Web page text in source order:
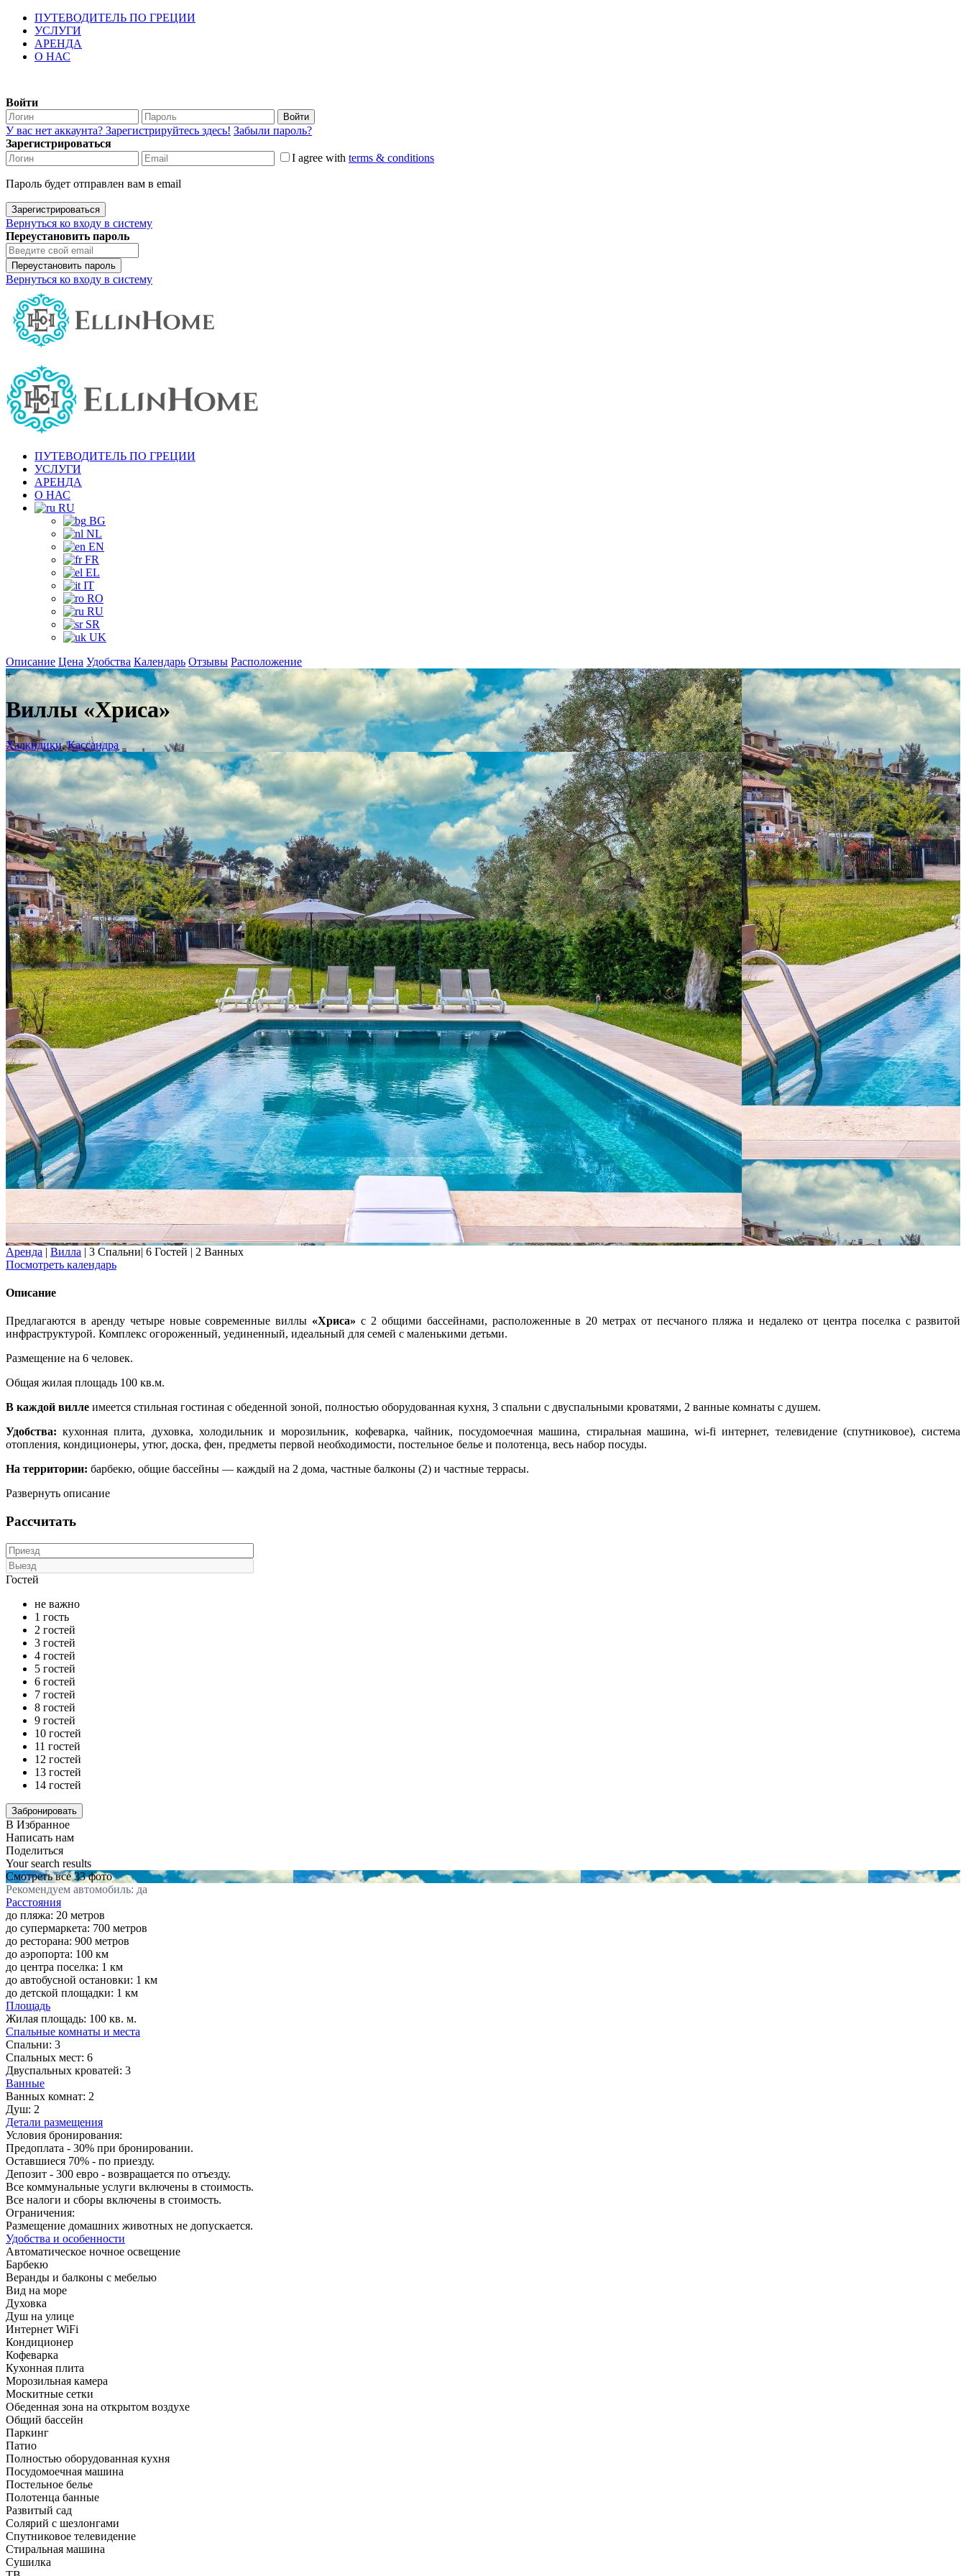
ПУТЕВОДИТЕЛЬ ПО ГРЕЦИИ
УСЛУГИ
АРЕНДА
О НАС
Войти
Войти
У вас нет аккаунта? Зарегистрируйтесь здесь! Забыли пароль?
Зарегистрироваться
I agree with terms & conditions
Пароль будет отправлен вам в email
Зарегистрироваться
Вернуться ко входу в систему
Переустановить пароль
Переустановить пароль
Вернуться ко входу в систему
ПУТЕВОДИТЕЛЬ ПО ГРЕЦИИ
УСЛУГИ
АРЕНДА
О НАС
RU
BG
NL
EN
FR
EL
IT
RO
RU
SR
UK
Описание Цена Удобства Календарь Отзывы Расположение
+
Виллы «Хриса»
Халкидики,Кассандра
Аренда | Вилла | 3 Спальни| 6 Гостей | 2 Ванных
Посмотреть календарь
Описание
Предлагаются в аренду четыре новые современные виллы «Хриса» с 2 общими бассейнами, расположенные в 20 метрах от песчаного пляжа и недалеко от центра поселка с развитой
инфраструктурой. Комплекс огороженный, уединенный, идеальный для семей с маленькими детьми.
Размещение на 6 человек.
Общая жилая площадь 100 кв.м.
В каждой вилле имеется стильная гостиная с обеденной зоной, полностью оборудованная кухня, 3 спальни с двуспальными кроватями, 2 ванные комнаты с душем.
Удобства: кухонная плита, духовка, холодильник и морозильник, кофеварка, чайник, посудомоечная машина, стиральная машина, wi-fi интернет, телевидение (спутниковое), система
отопления, кондиционеры, утюг, доска, фен, предметы первой необходимости, постельное белье и полотенца, весь набор посуды.
На территории: барбекю, общие бассейны — каждый на 2 дома, частные балконы (2) и частные террасы.
Развернуть описание
Рассчитать
Гостей
не важно
1 гость
2 гостей
3 гостей
4 гостей
5 гостей
6 гостей
7 гостей
8 гостей
9 гостей
10 гостей
11 гостей
12 гостей
13 гостей
14 гостей
В Избранное
Написать нам
Поделиться
Your search results
Смотреть все 33 фото
Рекомендуем автомобиль: да
Расстояния
до пляжа: 20 метров
до супермаркета: 700 метров
до ресторана: 900 метров
до аэропорта: 100 км
до центра поселка: 1 км
до автобусной остановки: 1 км
до детской площадки: 1 км
Площадь
Жилая площадь: 100 кв. м.
Спальные комнаты и места
Спальни: 3
Спальных мест: 6
Двуспальных кроватей: 3
Ванные
Ванных комнат: 2
Душ: 2
Детали размещения
Условия бронирования:
Предоплата - 30% при бронировании.
Оставшиеся 70% - по приезду.
Депозит - 300 евро - возвращается по отъезду.
Все коммунальные услуги включены в стоимость.
Все налоги и сборы включены в стоимость.
Ограничения:
Размещение домашних животных не допускается.
Удобства и особенности
Автоматическое ночное освещение
Барбекю
Веранды и балконы с мебелью
Вид на море
Духовка
Душ на улице
Интернет WiFi
Кондиционер
Кофеварка
Кухонная плита
Морозильная камера
Москитные сетки
Обеденная зона на открытом воздухе
Общий бассейн
Паркинг
Патио
Полностью оборудованная кухня
Посудомоечная машина
Постельное белье
Полотенца банные
Развитый сад
Солярий с шезлонгами
Спутниковое телевидение
Стиральная машина
Сушилка